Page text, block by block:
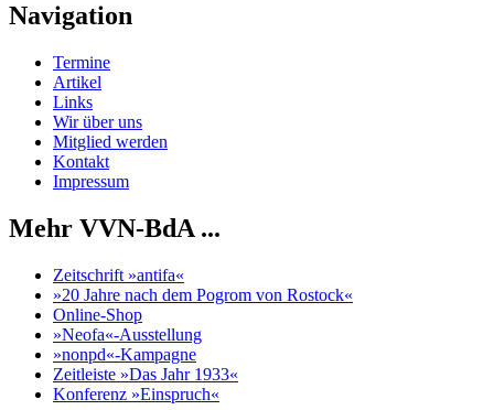
Navigation
Termine
Artikel
Links
Wir über uns
Mitglied werden
Kontakt
Impressum
Mehr VVN-BdA ...
Zeitschrift »antifa«
»20 Jahre nach dem Pogrom von Rostock«
Online-Shop
»Neofa«-Ausstellung
»nonpd«-Kampagne
Zeitleiste »Das Jahr 1933«
Konferenz »Einspruch«